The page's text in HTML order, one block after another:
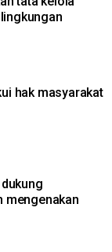
hak masyarakat
mengenakan